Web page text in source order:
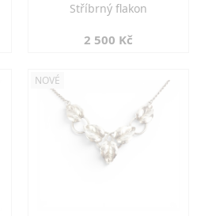
Stříbrný flakon
2 500 Kč
NOVÉ